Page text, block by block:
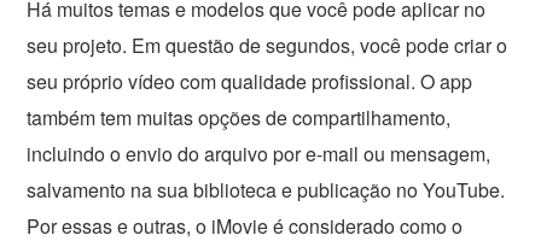
Há muitos temas e modelos que você pode aplicar no
seu projeto. Em questão de segundos, você pode criar o
seu próprio vídeo com qualidade profissional. O app
também tem muitas opções de compartilhamento,
incluindo o envio do arquivo por e-mail ou mensagem,
salvamento na sua biblioteca e publicação no YouTube.
Por essas e outras, o iMovie é considerado como o